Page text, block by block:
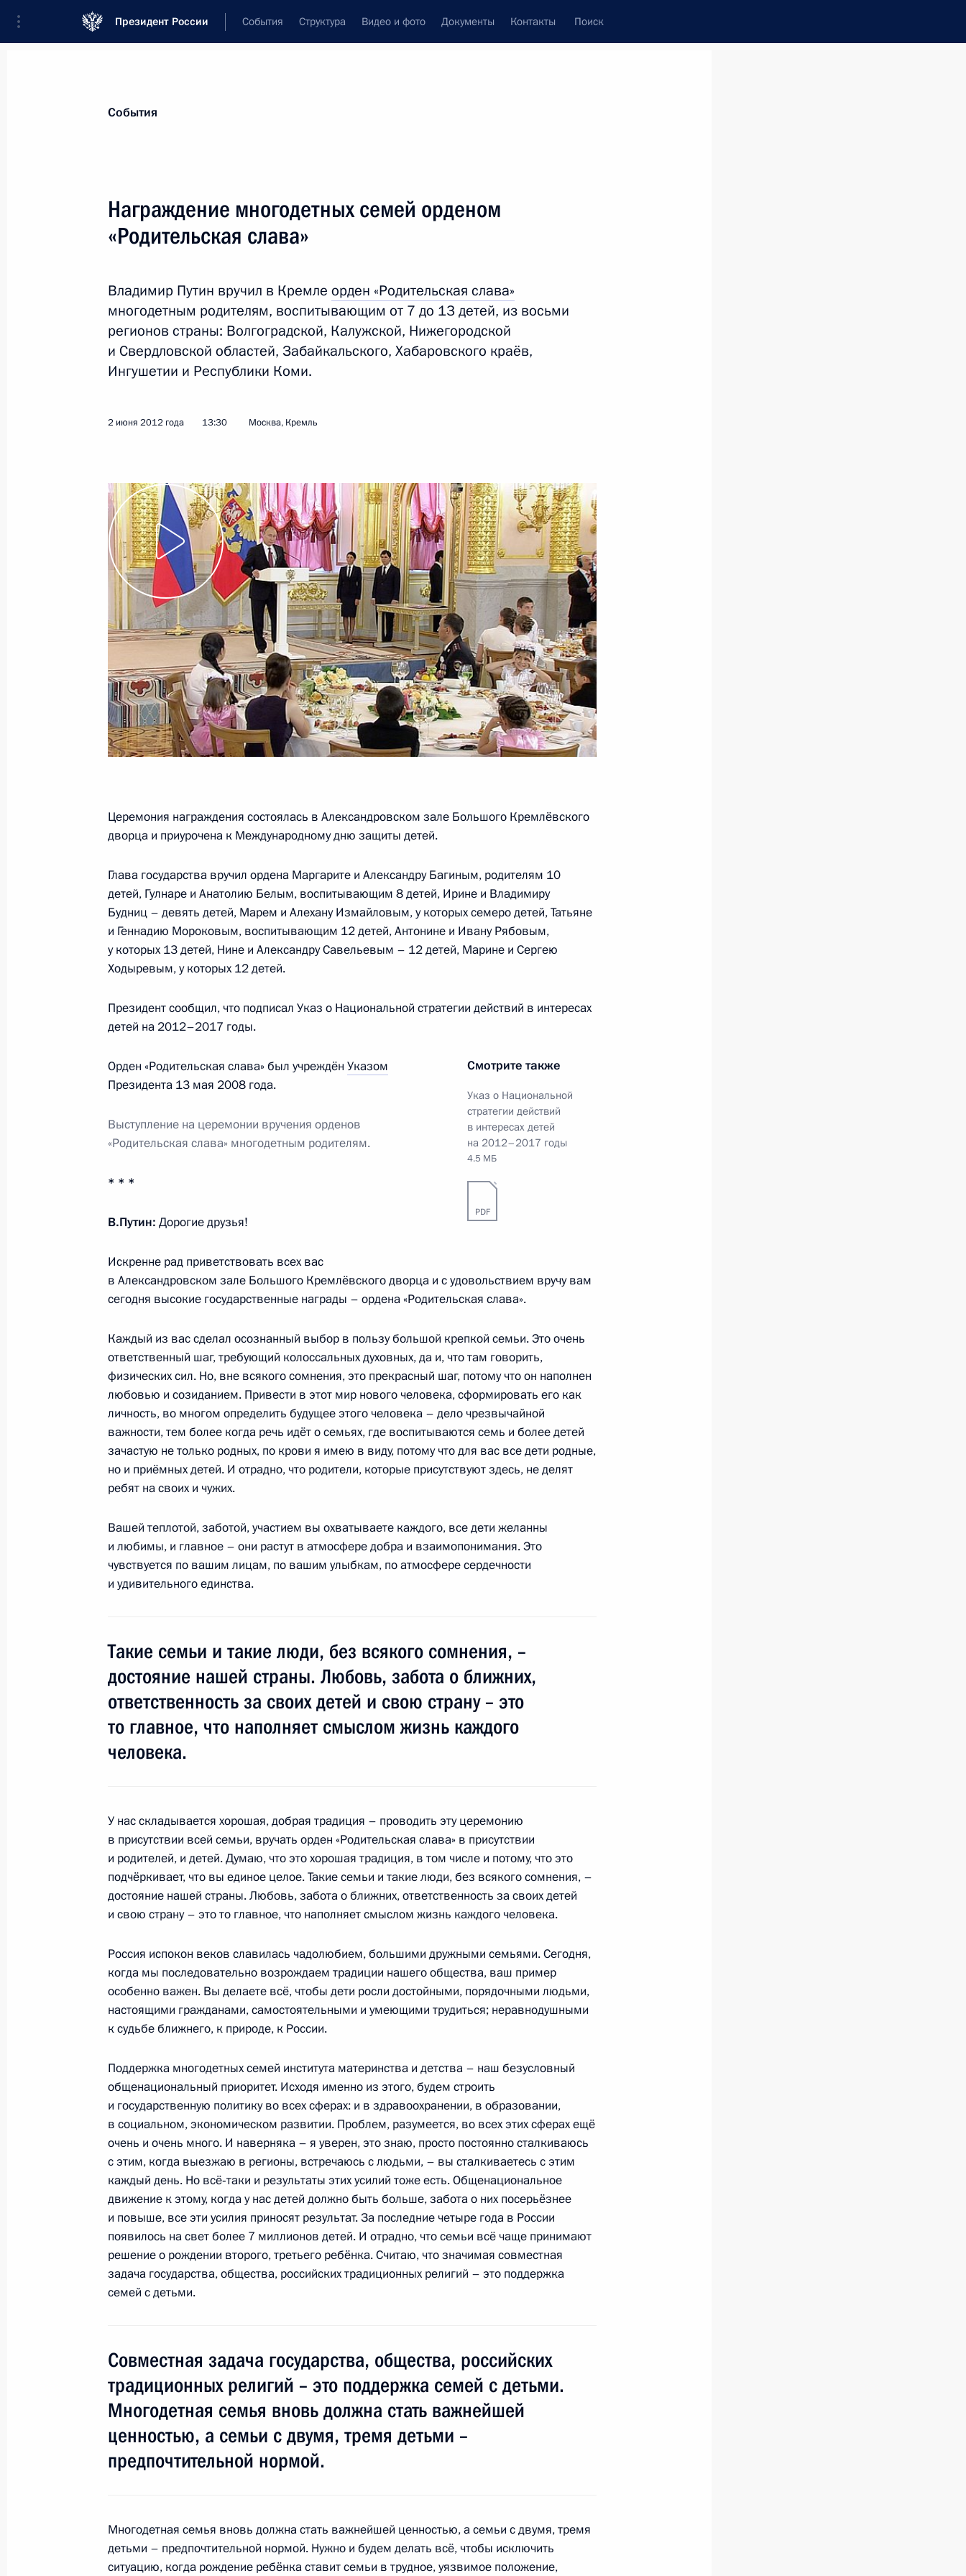
Президент России События Структура Видео и фото Документы Контакты Поиск
Показать следующие материалы
губернатора Забайкальского края
17 февраля 2016 года, 20:35
Принята отставка главы Забайкальского края
2 сентября 2015 года
Возложение венка к мемориалу «Боевая и трудовая слава
забайкальцев»
2 сентября 2015 года, 10:00
2 сентября Президент совершит рабочую поездку в Читу
1 сентября 2015 года, 15:05
Распоряжение о выделении средств из резервного фонда
Перечень поручений по итогам совещания по вопросу
о ликвидации последствий чрезвычайной ситуации
на территории Сибирского федерального округа
25 апреля 2015 года, 18:00
Кадровые изменения в ряде федеральных государственных
органов
Президента
Встреча с избранными главами субъектов Российской
10 сентября 2013 года, 16:00
Проверка боеготовности войск Восточного и Центрального
военных округов
17 июля 2013 года, 08:00
Поездка в Забайкальский край
16 − 17 июля 2013 года
Совещание о социально-экономической ситуации
в Забайкальском крае
16 июля 2013 года, 19:15
Владимир Путин посетит Сахалинскую область и Забайкальский
край
15 июля 2013 года, 15:00
Геннадий Подзноев назначен руководителем следственного
Поездка в Сибирский федеральный округ. Заседание президиума
Госсовета
Константин Ильковский назначен временно исполняющим
обязанности губернатора Забайкальского края
28 февраля 2013 года, 13:15
Кадровые изменения в системе Государственной
противопожарной службы
16 ноября 2012 года, 11:20
Кадровые изменения в системе МВД
2 октября 2012 года, 14:30
Награждение многодетных семей орденом «Родительская слава»
Освобождён от должности ряд руководящих сотрудников МЧС
8 марта 2012 года, 11:00
Распоряжение о выделении средств из резервного фонда
Кадровые изменения в Следственном комитете России
События
Награждение многодетных семей орденом
«Родительская слава»
Владимир Путин вручил в Кремле орден «Родительская слава»
многодетным родителям, воспитывающим от 7 до 13 детей, из восьми
регионов страны: Волгоградской, Калужской, Нижегородской
и Свердловской областей, Забайкальского, Хабаровского краёв,
Ингушетии и Республики Коми.
2 июня 2012 года 13:30 Москва, Кремль
Церемония награждения состоялась в Александровском зале Большого Кремлёвского
дворца и приурочена к Международному дню защиты детей.
Глава государства вручил ордена Маргарите и Александру Багиным, родителям 10
детей, Гулнаре и Анатолию Белым, воспитывающим 8 детей, Ирине и Владимиру
Будниц – девять детей, Марем и Алехану Измайловым, у которых семеро детей, Татьяне
и Геннадию Мороковым, воспитывающим 12 детей, Антонине и Ивану Рябовым,
у которых 13 детей, Нине и Александру Савельевым – 12 детей, Марине и Сергею
Ходыревым, у которых 12 детей.
Президент сообщил, что подписал Указ о Национальной стратегии действий в интересах
детей на 2012–2017 годы.
Смотрите также
Указ о Национальной
стратегии действий
в интересах детей
на 2012–2017 годы
4.5 МБ
PDF
Орден «Родительская слава» был учреждён Указом
Президента 13 мая 2008 года.
Выступление на церемонии вручения орденов
«Родительская слава» многодетным родителям.
* * *
В.Путин: Дорогие друзья!
Искренне рад приветствовать всех вас
в Александровском зале Большого Кремлёвского дворца и с удовольствием вручу вам
сегодня высокие государственные награды – ордена «Родительская слава».
Каждый из вас сделал осознанный выбор в пользу большой крепкой семьи. Это очень
ответственный шаг, требующий колоссальных духовных, да и, что там говорить,
физических сил. Но, вне всякого сомнения, это прекрасный шаг, потому что он наполнен
любовью и созиданием. Привести в этот мир нового человека, сформировать его как
личность, во многом определить будущее этого человека – дело чрезвычайной
важности, тем более когда речь идёт о семьях, где воспитываются семь и более детей
зачастую не только родных, по крови я имею в виду, потому что для вас все дети родные,
но и приёмных детей. И отрадно, что родители, которые присутствуют здесь, не делят
ребят на своих и чужих.
Вашей теплотой, заботой, участием вы охватываете каждого, все дети желанны
и любимы, и главное – они растут в атмосфере добра и взаимопонимания. Это
чувствуется по вашим лицам, по вашим улыбкам, по атмосфере сердечности
и удивительного единства.
Такие семьи и такие люди, без всякого сомнения, –
достояние нашей страны. Любовь, забота о ближних,
ответственность за своих детей и свою страну – это
то главное, что наполняет смыслом жизнь каждого
человека.
У нас складывается хорошая, добрая традиция – проводить эту церемонию
в присутствии всей семьи, вручать орден «Родительская слава» в присутствии
и родителей, и детей. Думаю, что это хорошая традиция, в том числе и потому, что это
подчёркивает, что вы единое целое. Такие семьи и такие люди, без всякого сомнения, –
достояние нашей страны. Любовь, забота о ближних, ответственность за своих детей
и свою страну – это то главное, что наполняет смыслом жизнь каждого человека.
Россия испокон веков славилась чадолюбием, большими дружными семьями. Сегодня,
когда мы последовательно возрождаем традиции нашего общества, ваш пример
особенно важен. Вы делаете всё, чтобы дети росли достойными, порядочными людьми,
настоящими гражданами, самостоятельными и умеющими трудиться; неравнодушными
к судьбе ближнего, к природе, к России.
Поддержка многодетных семей института материнства и детства – наш безусловный
общенациональный приоритет. Исходя именно из этого, будем строить
и государственную политику во всех сферах: и в здравоохранении, в образовании,
в социальном, экономическом развитии. Проблем, разумеется, во всех этих сферах ещё
очень и очень много. И наверняка – я уверен, это знаю, просто постоянно сталкиваюсь
с этим, когда выезжаю в регионы, встречаюсь с людьми, – вы сталкиваетесь с этим
каждый день. Но всё‑таки и результаты этих усилий тоже есть. Общенациональное
движение к этому, когда у нас детей должно быть больше, забота о них посерьёзнее
и повыше, все эти усилия приносят результат. За последние четыре года в России
появилось на свет более 7 миллионов детей. И отрадно, что семьи всё чаще принимают
решение о рождении второго, третьего ребёнка. Считаю, что значимая совместная
задача государства, общества, российских традиционных религий – это поддержка
семей с детьми.
Совместная задача государства, общества, российских
традиционных религий – это поддержка семей с детьми.
Многодетная семья вновь должна стать важнейшей
ценностью, а семьи с двумя, тремя детьми –
предпочтительной нормой.
Многодетная семья вновь должна стать важнейшей ценностью, а семьи с двумя, тремя
детьми – предпочтительной нормой. Нужно и будем делать всё, чтобы исключить
ситуацию, когда рождение ребёнка ставит семьи в трудное, уязвимое положение,